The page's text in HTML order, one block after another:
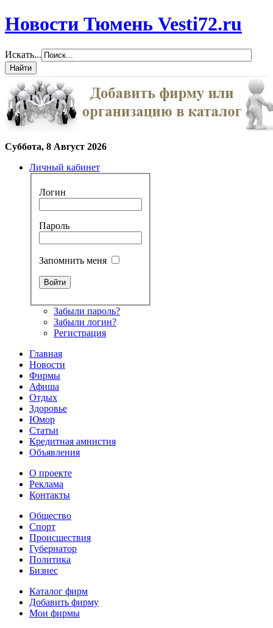
Новости Тюмень Vesti72.ru
Искать...
Суббота, 8 Август 2026
Личный кабинет
Логин
Пароль
Запомнить меня
Забыли пароль?
Забыли логин?
Регистрация
Главная
Новости
Фирмы
Афиша
Отдых
Здоровье
Юмор
Статьи
Кредитная амнистия
Объявления
О проекте
Реклама
Контакты
Общество
Спорт
Происшествия
Губернатор
Политика
Бизнес
Каталог фирм
Добавить фирму
Мои фирмы